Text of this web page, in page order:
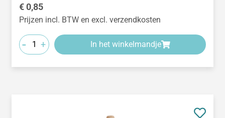
Normale prijs:
€ 0,85
Prijzen incl. BTW en excl. verzendkosten
- + In het winkelmandje